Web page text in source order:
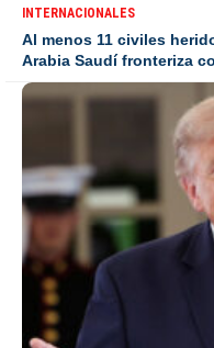
INTERNACIONALES
Al menos 11 civiles
Arabia Saudí fronteriza